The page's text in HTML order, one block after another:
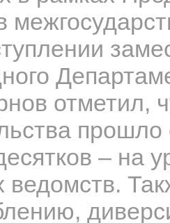
отметил,
– на